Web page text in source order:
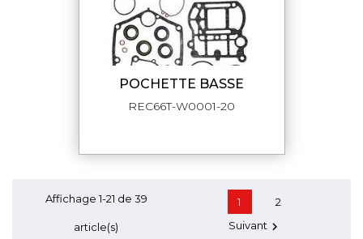
POCHETTE BASSE
REC66T-W0001-20
Affichage 1-21 de 39
article(s)
1
2
Suivant 